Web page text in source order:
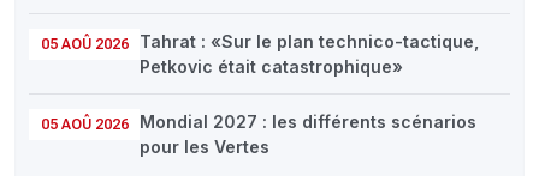
05 AOÛ 2026
Tahrat : «Sur le plan technico-tactique,
Petkovic était catastrophique»
05 AOÛ 2026
Mondial 2027 : les différents scénarios
pour les Vertes